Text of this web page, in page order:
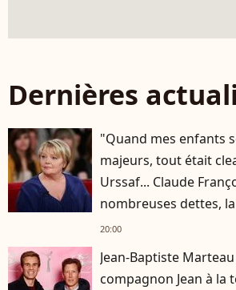
Dernières
"Quand mes enfants
majeurs, tout était
Urssaf... Claude
nombreuses dettes,
s'est occupée de tout
20:00
Jean-Baptiste
compagnon Jean à la